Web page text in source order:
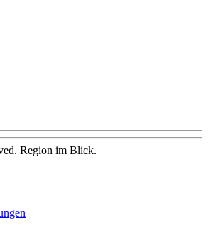
Region im Blick.